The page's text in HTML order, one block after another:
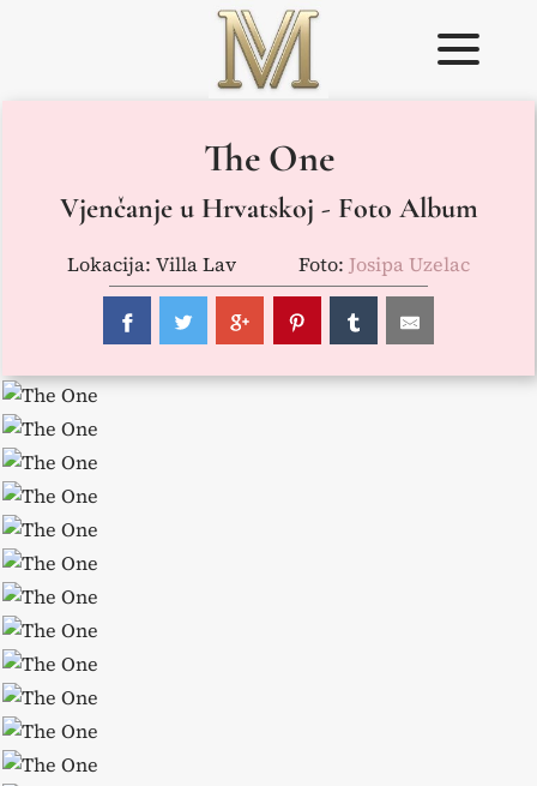
Weddings in
Croatia –
Flammeum
Vjenčanje u
Istri
The One
Vjenčanje u Hrvatskoj - Foto Album
Lokacija: Villa Lav Foto: Josipa Uzelac